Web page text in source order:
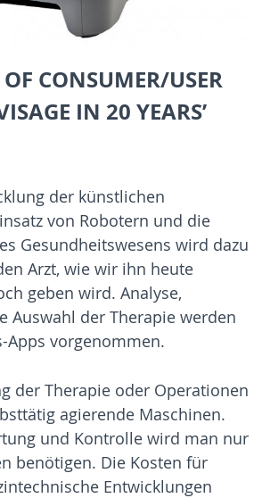
CONSUMER/USER
IN 20 YEARS’
der künstlichen
von Robotern und die
Gesundheitswesens wird dazu
Arzt, wie wir ihn heute
geben wird. Analyse,
Auswahl der Therapie werden
Apps vorgenommen.
der Therapie oder Operationen
agierende Maschinen.
und Kontrolle wird man nur
benötigen. Die Kosten für
Entwicklungen